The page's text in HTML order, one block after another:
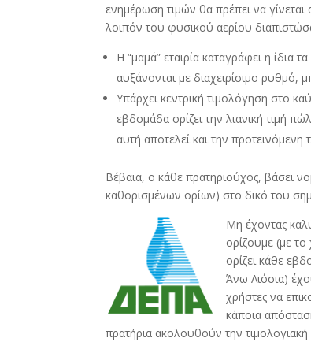
ενημέρωση τιμών θα πρέπει να
λοιπόν του φυσικού αερίου
Η “μαμά” εταιρία καταγράφει η ίδια
αυξάνονται με διαχειρίσιμο
Υπάρχει κεντρική τιμολόγηση στο
εβδομάδα ορίζει την λιανική τιμή
αυτή αποτελεί και την
Βέβαια, ο κάθε πρατηριούχος, βάσει
καθορισμένων ορίων) στο δικό του
Μη έχοντας
ορίζουμε (με
ορίζει κάθε
Άνω Λιόσια)
χρήστες να
κάποια
πρατήρια ακολουθούν την